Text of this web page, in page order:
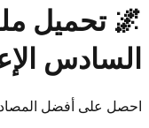
🌌 تحميل
السادس
احصل على أفضل المصادر